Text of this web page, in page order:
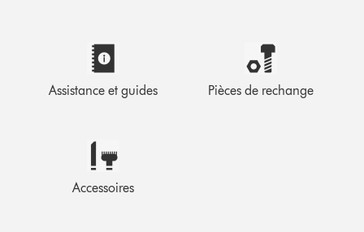
Assistance et guides Pièces de rechange
Accessoires